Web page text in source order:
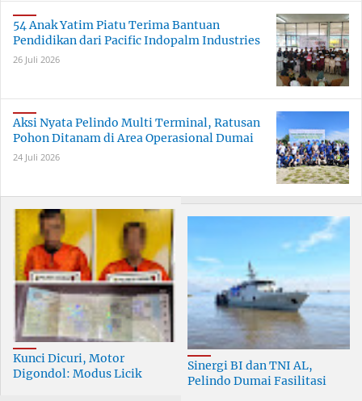
54 Anak Yatim Piatu Terima Bantuan
Pendidikan dari Pacific Indopalm Industries
26 Juli 2026
Aksi Nyata Pelindo Multi Terminal, Ratusan
Pohon Ditanam di Area Operasional Dumai
24 Juli 2026
Kunci Dicuri, Motor
Digondol: Modus Licik
Sinergi BI dan TNI AL,
Pelindo Dumai Fasilitasi